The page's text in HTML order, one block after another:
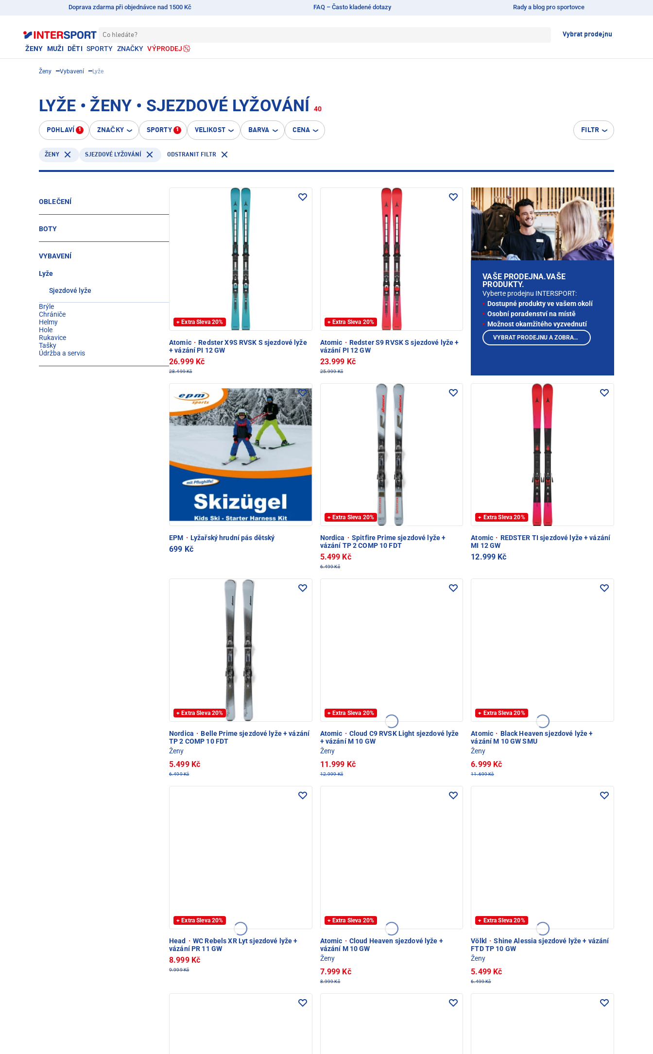
Doprava zdarma při objednávce nad 1500 Kč FAQ – Často kladené dotazy Rady a blog pro sportovce
Co hledáte? Vybrat prodejnu
ŽENY MUŽI DĚTI SPORTY ZNAČKY VÝPRODEJ
Ženy Vybavení Lyže
LYŽE • ŽENY • SJEZDOVÉ LYŽOVÁNÍ 40
POHLAVÍ 1 ZNAČKY SPORTY 1 VELIKOST BARVA CENA FILTR
ŽENY SJEZDOVÉ LYŽOVÁNÍ ODSTRANIT FILTR
OBLEČENÍ
BOTY
VYBAVENÍ
Lyže
Sjezdové lyže
Brýle
Chrániče
Helmy
Hole
Rukavice
Tašky
Údržba a servis
+ Extra Sleva 20%
Atomic · Redster X9S RVSK S sjezdové lyže
+ vázání PI 12 GW
26.999 Kč
28.499 Kč
+ Extra Sleva 20%
Atomic · Redster S9 RVSK S sjezdové lyže +
vázání PI 12 GW
23.999 Kč
25.999 Kč
EPM · Lyžařský hrudní pás dětský
699 Kč
+ Extra Sleva 20%
Nordica · Spitfire Prime sjezdové lyže +
vázání TP 2 COMP 10 FDT
5.499 Kč
6.499 Kč
+ Extra Sleva 20%
Atomic · REDSTER TI sjezdové lyže + vázání
MI 12 GW
12.999 Kč
+ Extra Sleva 20%
Nordica · Belle Prime sjezdové lyže + vázání
TP 2 COMP 10 FDT
Ženy
5.499 Kč
6.499 Kč
+ Extra Sleva 20%
Atomic · Cloud C9 RVSK Light sjezdové lyže
+ vázání M 10 GW
Ženy
11.999 Kč
12.999 Kč
+ Extra Sleva 20%
Atomic · Black Heaven sjezdové lyže +
vázání M 10 GW SMU
Ženy
6.999 Kč
11.699 Kč
+ Extra Sleva 20%
Head · WC Rebels XR Lyt sjezdové lyže +
vázání PR 11 GW
8.999 Kč
9.999 Kč
+ Extra Sleva 20%
Atomic · Cloud Heaven sjezdové lyže +
vázání M 10 GW
Ženy
7.999 Kč
8.999 Kč
+ Extra Sleva 20%
Völkl · Shine Alessia sjezdové lyže + vázání
FTD TP 10 GW
Ženy
5.499 Kč
6.499 Kč
VAŠE PRODEJNA.VAŠE
PRODUKTY.
Vyberte prodejnu INTERSPORT:
Dostupné produkty ve vašem okolí
Osobní poradenství na místě
Možnost okamžitého vyzvednutí
VYBRAT PRODEJNU A ZOBRAZIT PRODUKTY